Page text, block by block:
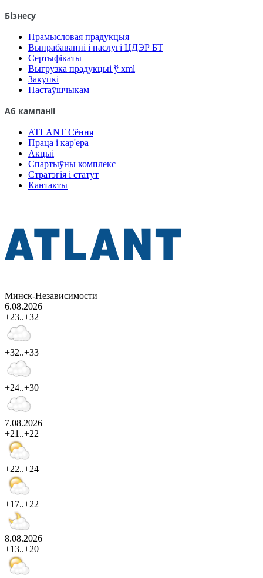
Бізнесу
Прамысловая прадукцыя
Выпрабаванні і паслугі ЦДЭР БТ
Сертыфікаты
Выгрузка прадукцыі ў xml
Закупкі
Пастаўшчыкам
Аб кампаніі
ATLANT Сёння
Праца і кар'ера
Акцыі
Спартыўны комплекс
Стратэгія і статут
Кантакты
Минск-Независимости
6.08.2026
+23..+32
+32..+33
+24..+30
7.08.2026
+21..+22
+22..+24
+17..+22
8.08.2026
+13..+20